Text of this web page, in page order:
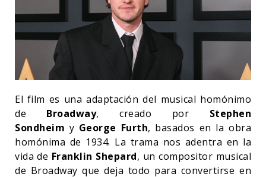
El film es una adaptación del musical homónimo
de Broadway, creado por Stephen
Sondheim y George Furth, basados en la obra
homónima de 1934. La trama nos adentra en la
vida de Franklin Shepard, un compositor musical
de Broadway que deja todo para convertirse en